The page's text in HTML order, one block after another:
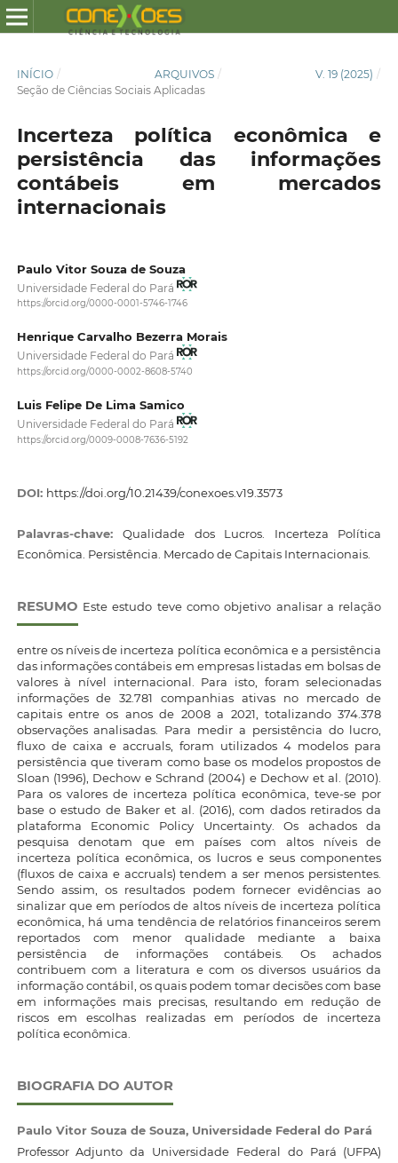
INÍCIO / ARQUIVOS / V. 19 (2025) /
Seção de Ciências Sociais Aplicadas
Incerteza política econômica e
persistência das informações
contábeis em mercados
internacionais
Paulo Vitor Souza de Souza
Universidade Federal do Pará
https://orcid.org/0000-0001-5746-1746
Henrique Carvalho Bezerra Morais
Universidade Federal do Pará
https://orcid.org/0000-0002-8608-5740
Luis Felipe De Lima Samico
Universidade Federal do Pará
https://orcid.org/0009-0008-7636-5192
DOI: https://doi.org/10.21439/conexoes.v19.3573
Palavras-chave:Qualidade dos Lucros. Incerteza Política
Econômica. Persistência. Mercado de Capitais Internacionais.
RESUMO Este estudo teve como objetivo analisar a relação
entre os níveis de incerteza política econômica e a persistência
das informações contábeis em empresas listadas em bolsas de
valores à nível internacional. Para isto, foram selecionadas
informações de 32.781 companhias ativas no mercado de
capitais entre os anos de 2008 a 2021, totalizando 374.378
observações analisadas. Para medir a persistência do lucro,
fluxo de caixa e accruals, foram utilizados 4 modelos para
persistência que tiveram como base os modelos propostos de
Sloan (1996), Dechow e Schrand (2004) e Dechow et al. (2010).
Para os valores de incerteza política econômica, teve-se por
base o estudo de Baker et al. (2016), com dados retirados da
plataforma Economic Policy Uncertainty. Os achados da
pesquisa denotam que em países com altos níveis de
incerteza política econômica, os lucros e seus componentes
(fluxos de caixa e accruals) tendem a ser menos persistentes.
Sendo assim, os resultados podem fornecer evidências ao
sinalizar que em períodos de altos níveis de incerteza política
econômica, há uma tendência de relatórios financeiros serem
reportados com menor qualidade mediante a baixa
persistência de informações contábeis. Os achados
contribuem com a literatura e com os diversos usuários da
informação contábil, os quais podem tomar decisões com base
em informações mais precisas, resultando em redução de
riscos em escolhas realizadas em períodos de incerteza
política econômica.
BIOGRAFIA DO AUTOR
Paulo Vitor Souza de Souza, Universidade Federal do Pará
Professor Adjunto da Universidade Federal do Pará (UFPA)